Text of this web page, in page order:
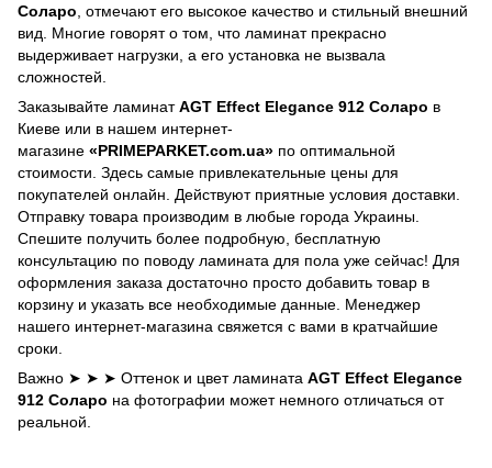
Соларо, отмечают его высокое качество и стильный внешний
вид. Многие говорят о том, что ламинат прекрасно
выдерживает нагрузки, а его установка не вызвала
сложностей.
Заказывайте ламинатAGT Effect Elegance 912 Соларо в
Киеве или в нашем интернет-
магазине «PRIMEPARKET.com.ua» по оптимальной
стоимости. Здесь самые привлекательные цены для
покупателей онлайн. Действуют приятные условия доставки.
Отправку товара производим в любые города Украины.
Спешите получить более подробную, бесплатную
консультацию по поводу ламината для пола уже сейчас! Для
оформления заказа достаточно просто добавить товар в
корзину и указать все необходимые данные. Менеджер
нашего интернет-магазина свяжется с вами в кратчайшие
сроки.
Важно ➤ ➤ ➤ Оттенок и цвет ламината AGT Effect Elegance
912 Соларо на фотографии может немного отличаться от
реальной.